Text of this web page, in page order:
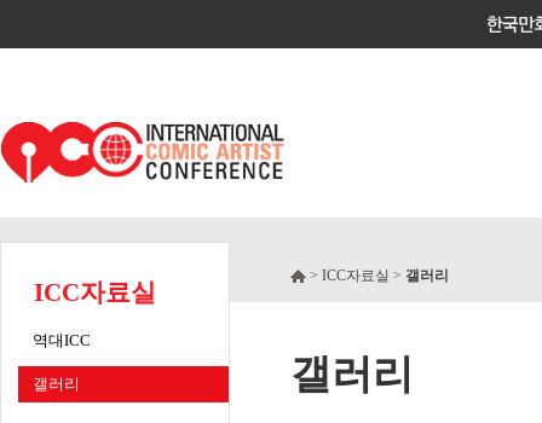
ICC자료실
역대ICC
갤러리
> ICC자료실 > 갤러리
갤러리